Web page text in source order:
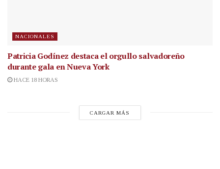
NACIONALES
Patricia Godínez destaca el orgullo salvadoreño
durante gala en Nueva York
HACE 18 HORAS
CARGAR MÁS